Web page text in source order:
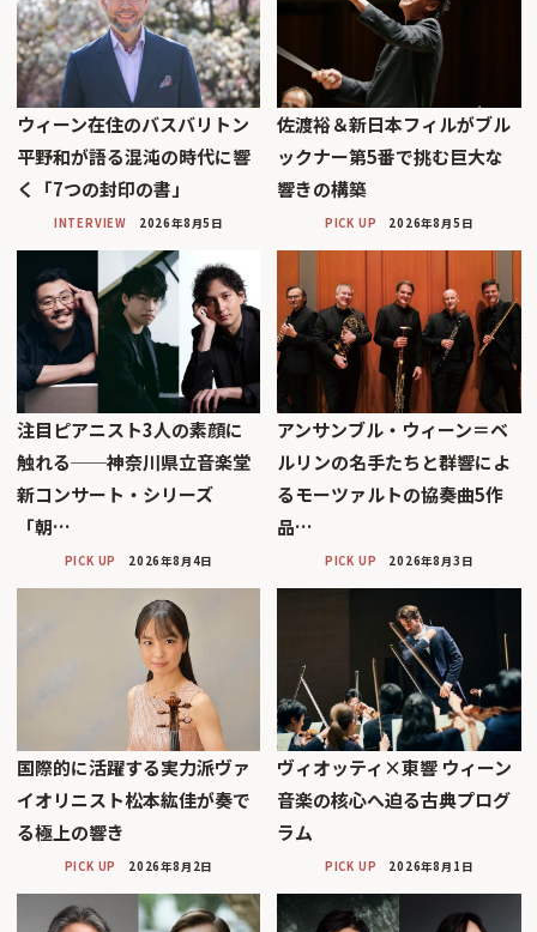
ウィーン在住のバスバリトン
平野和が語る混沌の時代に響
く「7つの封印の書」
INTERVIEW 2026年8月5日
佐渡裕＆新日本フィルがブル
ックナー第5番で挑む巨大な
響きの構築
PICK UP 2026年8月5日
注目ピアニスト3人の素顔に
触れる──神奈川県立音楽堂
新コンサート・シリーズ
「朝…
PICK UP 2026年8月4日
アンサンブル・ウィーン＝ベ
ルリンの名手たちと群響によ
るモーツァルトの協奏曲5作
品…
PICK UP 2026年8月3日
国際的に活躍する実力派ヴァ
イオリニスト松本紘佳が奏で
る極上の響き
PICK UP 2026年8月2日
ヴィオッティ×東響 ウィーン
音楽の核心へ迫る古典プログ
ラム
PICK UP 2026年8月1日